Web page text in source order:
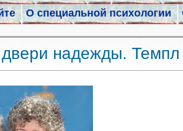
О специальной психологии
надежды. Темпл